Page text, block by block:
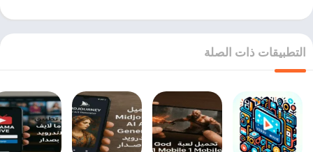
التطبيقات ذات الصلة